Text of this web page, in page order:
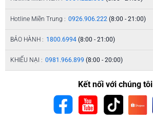
Hotline Miền Trung : 0926.906.222 (8:00 - 21:00)
BẢO HÀNH : 1800.6994 (8:00 - 21:00)
KHIẾU NẠI : 0981.966.899 (8:00 - 20:00)
Kết nối với chúng tôi